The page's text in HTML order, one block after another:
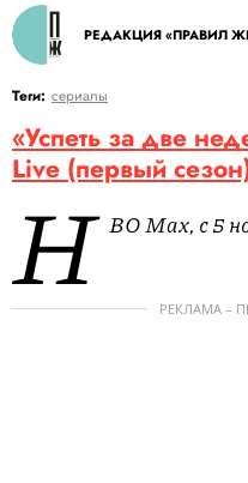
РЕДАКЦИЯ «ПРАВИЛ
Теги: сериалы
«Успеть за две
Live (первый
H BO Max, с 5
РЕКЛАМА –